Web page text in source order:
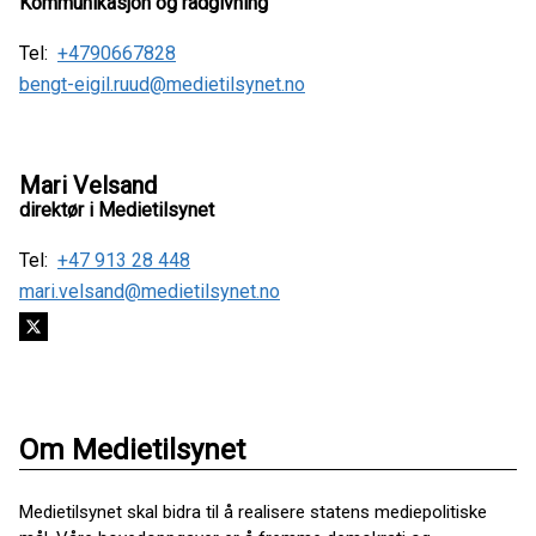
Tel: +4790667828
bengt-eigil.ruud@medietilsynet.no
Mari Velsand
direktør i Medietilsynet
Tel: +47 913 28 448
mari.velsand@medietilsynet.no
Om Medietilsynet
Medietilsynet skal bidra til å realisere statens mediepolitiske